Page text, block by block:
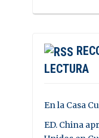
LECTURA
En la Casa
ED. China